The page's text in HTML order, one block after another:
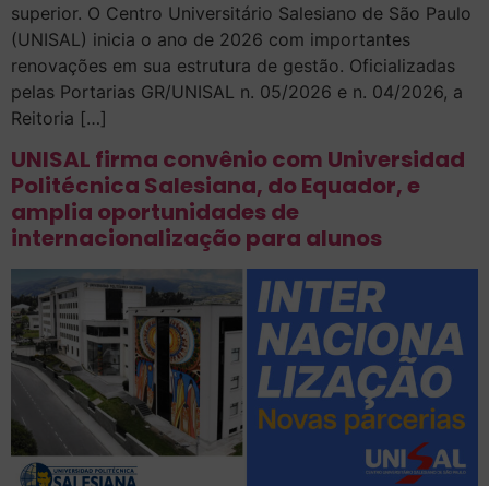
superior. O Centro Universitário Salesiano de São Paulo
(UNISAL) inicia o ano de 2026 com importantes
renovações em sua estrutura de gestão. Oficializadas
pelas Portarias GR/UNISAL n. 05/2026 e n. 04/2026, a
Reitoria […]
UNISAL firma convênio com Universidad
Politécnica Salesiana, do Equador, e
amplia oportunidades de
internacionalização para alunos